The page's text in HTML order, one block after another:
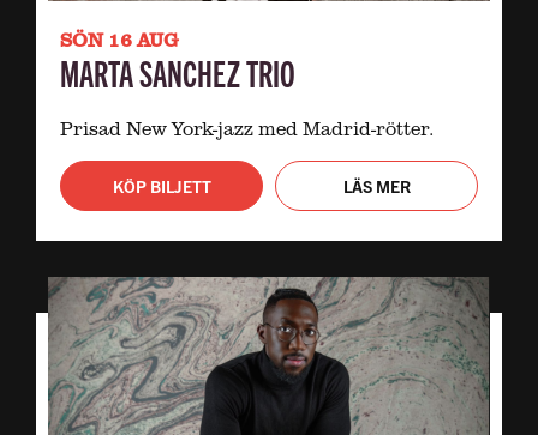
SÖN 16 AUG
MARTA SANCHEZ TRIO
Prisad New York-jazz med Madrid-rötter.
KÖP BILJETT LÄS MER